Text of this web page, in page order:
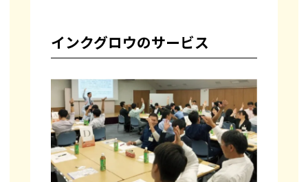
インクグロウのサービス